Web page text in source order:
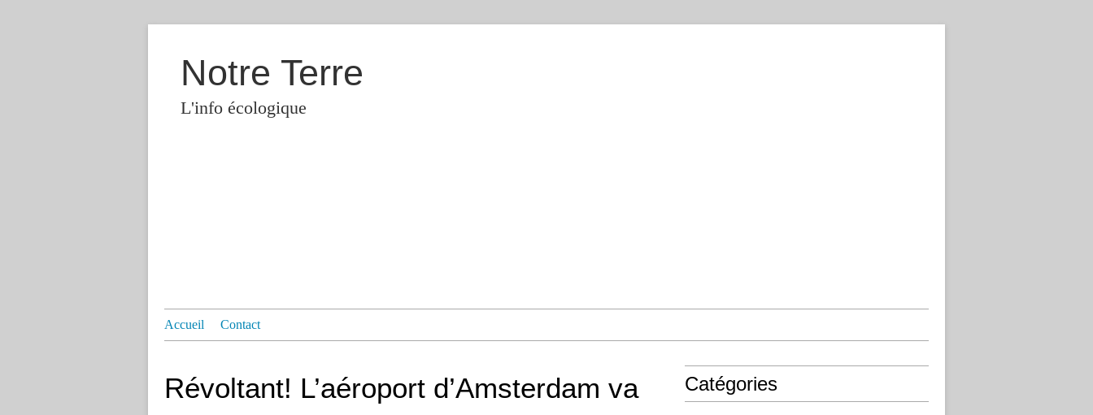
Notre Terre
L'info écologique
Accueil Contact
Révoltant! L’aéroport d’Amsterdam va
Catégories